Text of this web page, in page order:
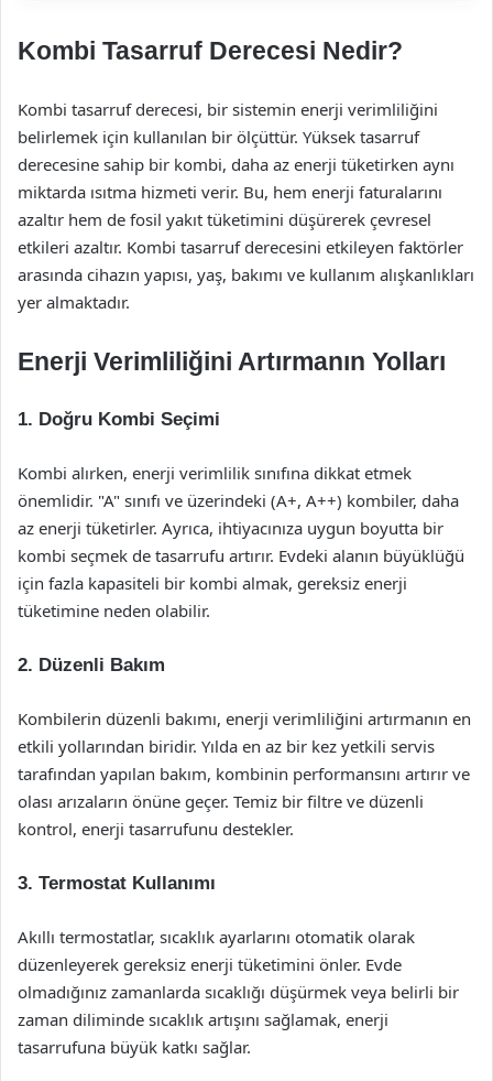
Kombi Tasarruf Derecesi Nedir?
Kombi tasarruf derecesi, bir sistemin enerji verimliliğini
belirlemek için kullanılan bir ölçüttür. Yüksek tasarruf
derecesine sahip bir kombi, daha az enerji tüketirken aynı
miktarda ısıtma hizmeti verir. Bu, hem enerji faturalarını
azaltır hem de fosil yakıt tüketimini düşürerek çevresel
etkileri azaltır. Kombi tasarruf derecesini etkileyen faktörler
arasında cihazın yapısı, yaş, bakımı ve kullanım alışkanlıkları
yer almaktadır.
Enerji Verimliliğini Artırmanın Yolları
1. Doğru Kombi Seçimi
Kombi alırken, enerji verimlilik sınıfına dikkat etmek
önemlidir. "A" sınıfı ve üzerindeki (A+, A++) kombiler, daha
az enerji tüketirler. Ayrıca, ihtiyacınıza uygun boyutta bir
kombi seçmek de tasarrufu artırır. Evdeki alanın büyüklüğü
için fazla kapasiteli bir kombi almak, gereksiz enerji
tüketimine neden olabilir.
2. Düzenli Bakım
Kombilerin düzenli bakımı, enerji verimliliğini artırmanın en
etkili yollarından biridir. Yılda en az bir kez yetkili servis
tarafından yapılan bakım, kombinin performansını artırır ve
olası arızaların önüne geçer. Temiz bir filtre ve düzenli
kontrol, enerji tasarrufunu destekler.
3. Termostat Kullanımı
Akıllı termostatlar, sıcaklık ayarlarını otomatik olarak
düzenleyerek gereksiz enerji tüketimini önler. Evde
olmadığınız zamanlarda sıcaklığı düşürmek veya belirli bir
zaman diliminde sıcaklık artışını sağlamak, enerji
tasarrufuna büyük katkı sağlar.